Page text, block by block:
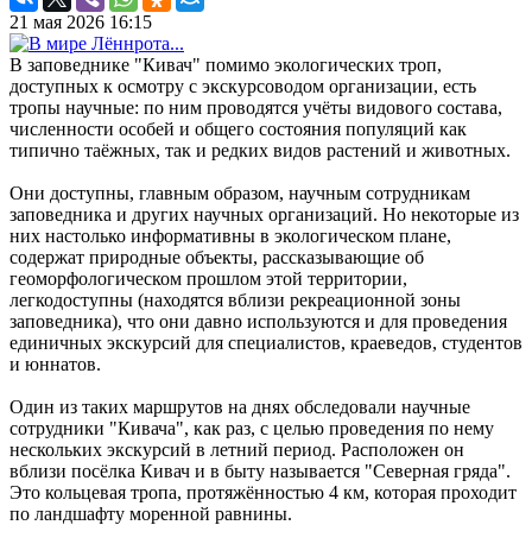
21 мая 2026 16:15
В заповеднике "Кивач" помимо экологических троп,
доступных к осмотру с экскурсоводом организации, есть
тропы научные: по ним проводятся учёты видового состава,
численности особей и общего состояния популяций как
типично таёжных, так и редких видов растений и животных.
Они доступны, главным образом, научным сотрудникам
заповедника и других научных организаций. Но некоторые из
них настолько информативны в экологическом плане,
содержат природные объекты, рассказывающие об
геоморфологическом прошлом этой территории,
легкодоступны (находятся вблизи рекреационной зоны
заповедника), что они давно используются и для проведения
единичных экскурсий для специалистов, краеведов, студентов
и юннатов.
Один из таких маршрутов на днях обследовали научные
сотрудники "Кивача", как раз, с целью проведения по нему
нескольких экскурсий в летний период. Расположен он
вблизи посёлка Кивач и в быту называется "Северная гряда".
Это кольцевая тропа, протяжённостью 4 км, которая проходит
по ландшафту моренной равнины.